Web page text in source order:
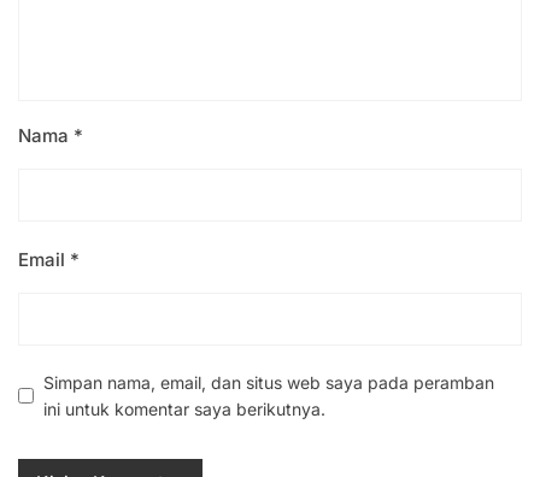
Nama *
Email *
Simpan nama, email, dan situs web saya pada peramban
ini untuk komentar saya berikutnya.